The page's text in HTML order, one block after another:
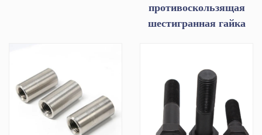
противоскользящая
шестигранная гайка